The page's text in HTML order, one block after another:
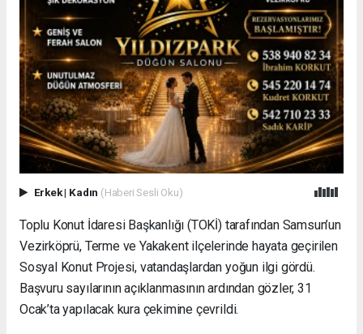
Erkek| Kadın (Haberi Sesli Oku)
Toplu Konut İdaresi Başkanlığı (TOKİ) tarafından Samsun’un
Vezirköprü, Terme ve Yakakent ilçelerinde hayata geçirilen
Sosyal Konut Projesi, vatandaşlardan yoğun ilgi gördü.
Başvuru sayılarının açıklanmasının ardından gözler, 31
Ocak’ta yapılacak kura çekimine çevrildi.